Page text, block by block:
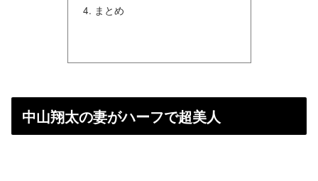
まとめ
中山翔太の妻がハーフで超美人